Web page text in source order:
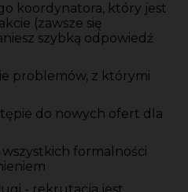
koordynatora, który jest
(zawsze się
szybką odpowiedź
problemów, z którymi
do nowych ofert dla
formalności